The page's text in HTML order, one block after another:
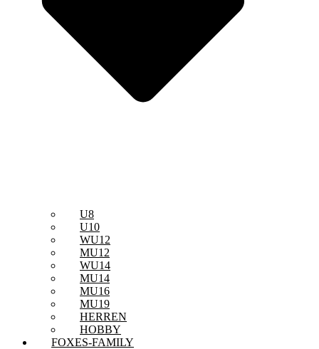
U8
U10
WU12
MU12
WU14
MU14
MU16
MU19
HERREN
HOBBY
FOXES-FAMILY